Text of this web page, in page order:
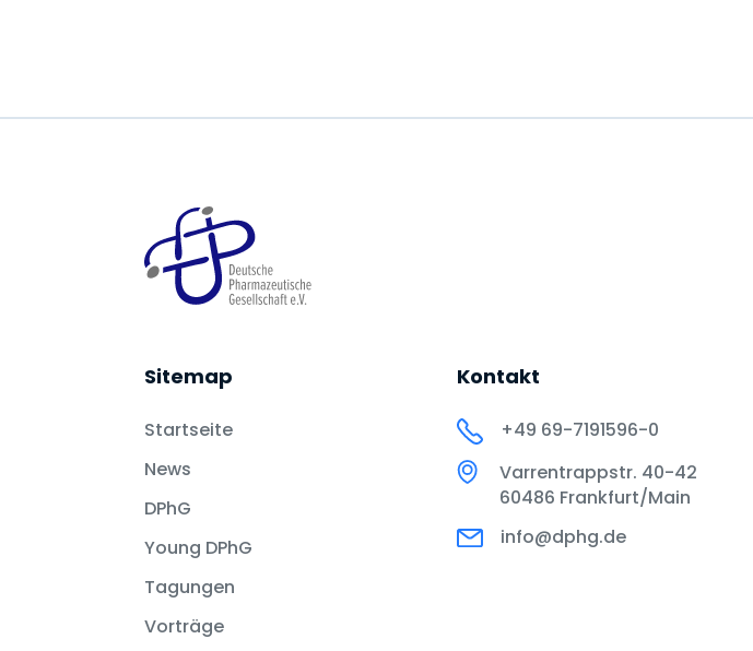
Sitemap
Startseite
News
DPhG
Young DPhG
Tagungen
Vorträge
Kontakt
+49 69-7191596-0
Varrentrappstr. 40-42
60486 Frankfurt/Main
info@dphg.de